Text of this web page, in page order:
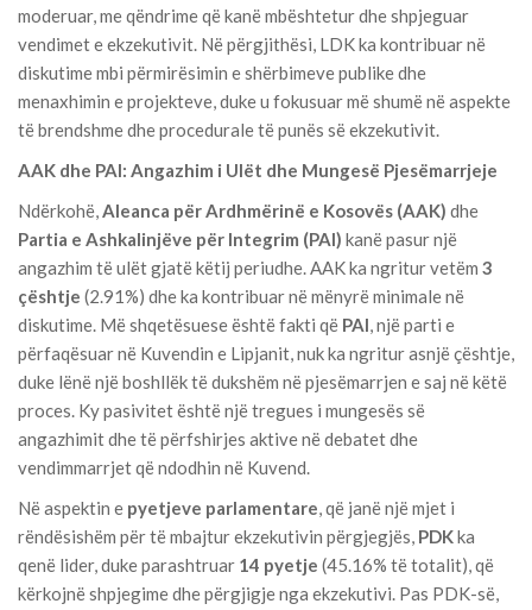
moderuar, me qëndrime që kanë mbështetur dhe shpjeguar
vendimet e ekzekutivit. Në përgjithësi, LDK ka kontribuar në
diskutime mbi përmirësimin e shërbimeve publike dhe
menaxhimin e projekteve, duke u fokusuar më shumë në aspekte
të brendshme dhe procedurale të punës së ekzekutivit.
AAK dhe PAI: Angazhim i Ulët dhe Mungesë Pjesëmarrjeje
Ndërkohë,Aleanca për Ardhmërinë e Kosovës (AAK) dhe
Partia e Ashkalinjëve për Integrim (PAI) kanë pasur një
angazhim të ulët gjatë këtij periudhe. AAK ka ngritur vetëm 3
çështje (2.91%) dhe ka kontribuar në mënyrë minimale në
diskutime. Më shqetësuese është fakti që PAI, një parti e
përfaqësuar në Kuvendin e Lipjanit, nuk ka ngritur asnjë çështje,
duke lënë një boshllëk të dukshëm në pjesëmarrjen e saj në këtë
proces. Ky pasivitet është një tregues i mungesës së
angazhimit dhe të përfshirjes aktive në debatet dhe
vendimmarrjet që ndodhin në Kuvend.
Në aspektin e pyetjeve parlamentare, që janë një mjet i
rëndësishëm për të mbajtur ekzekutivin përgjegjës, PDKka
qenë lider, duke parashtruar 14 pyetje (45.16% të totalit), që
kërkojnë shpjegime dhe përgjigje nga ekzekutivi. Pas PDK-së,